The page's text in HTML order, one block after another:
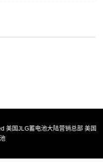
美国JLG蓄电池大陆营销总部 美国